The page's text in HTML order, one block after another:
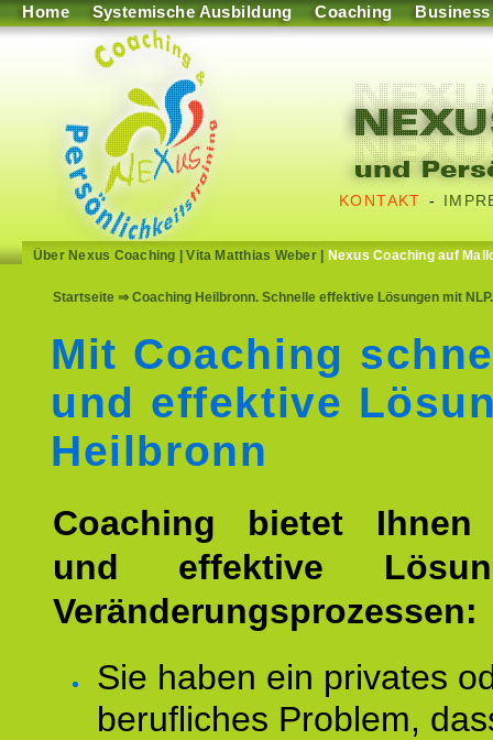
Home Systemische Ausbildung Coaching Business
KONTAKT -
Über Nexus Coaching |Vita Matthias Weber| Nexus Coaching auf
Startseite ⇒ Coaching Heilbronn. Schnelle effektive Lösungen mit
Mit Coaching
und effektive
Heilbronn
Coaching bietet Ihnen
und effektive
Veränderungsprozessen:
Sie haben ein privates
berufliches Problem,